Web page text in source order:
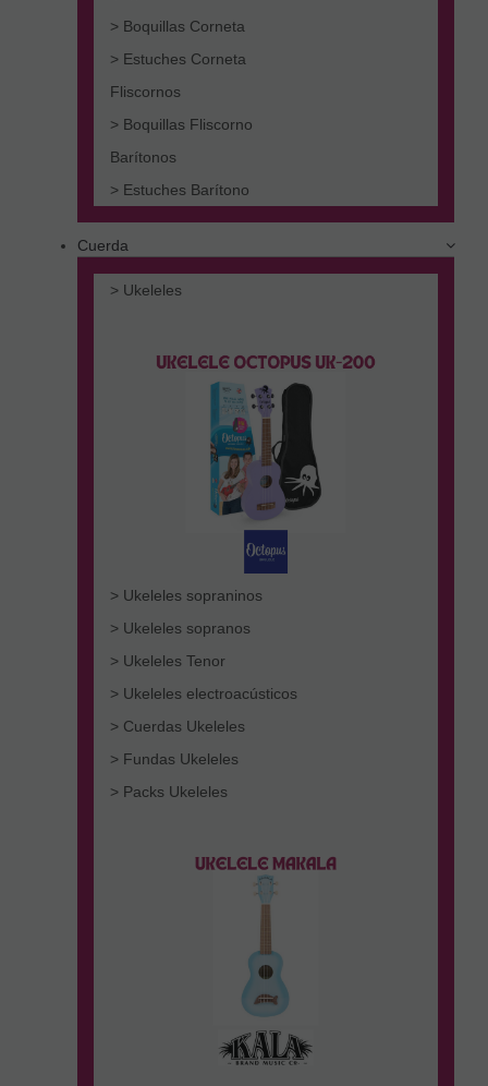
> Boquillas Corneta
> Estuches Corneta
Fliscornos
> Boquillas Fliscorno
Barítonos
> Estuches Barítono
Cuerda
> Ukeleles
> Ukeleles sopraninos
> Ukeleles sopranos
> Ukeleles Tenor
> Ukeleles electroacústicos
> Cuerdas Ukeleles
> Fundas Ukeleles
> Packs Ukeleles